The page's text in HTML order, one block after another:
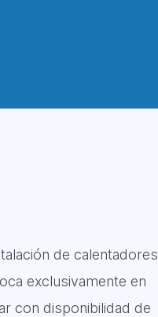
de calentadores
exclusivamente en
con disponibilidad de